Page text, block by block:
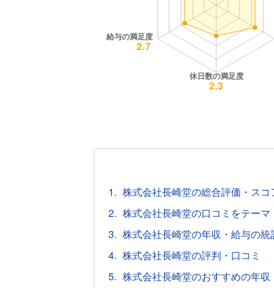
株式会社長崎堂の総合評価・スコ
株式会社長崎堂の口コミをテーマ
株式会社長崎堂の年収・給与の統
株式会社長崎堂の評判・口コミ
株式会社長崎堂のおすすめの年収